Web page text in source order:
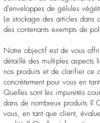
d'enveloppes de gélules
Le stockage des articles dans
des contenants exempts de
Notre objectif est de vous
détaillé des multiples aspects
nos produits et de clarifier ce
concrètement pour vous en
Quelles sont les impuretés
dans de nombreux produits ?
vous, en tant que client,